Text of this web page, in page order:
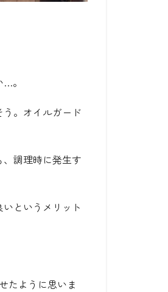
。
。オイルガード
調理時に発生す
というメリット
たように思いま